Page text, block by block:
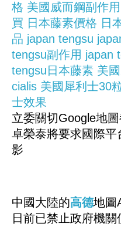
格 美國威而鋼副作用
買 日本藤素價格 日
品 japan tengsu
tengsu副作用 japan
tengsu日本藤素 美
cialis 美國犀利士30
士效果
立委關切Google地
卓榮泰將要求國際
影
中國大陸的高德地圖
日前已禁止政府機